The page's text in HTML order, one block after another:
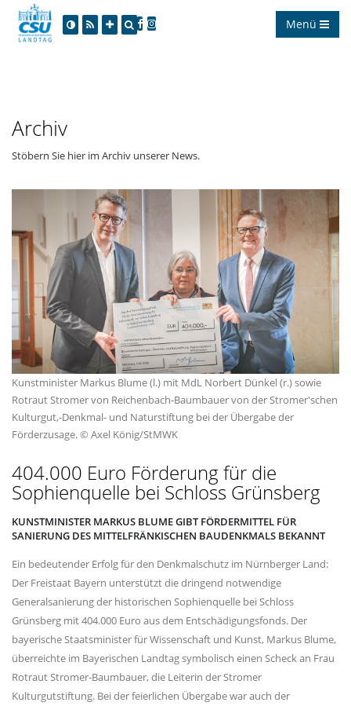
Menü
Archiv
Stöbern Sie hier im Archiv unserer News.
Kunstminister Markus Blume (l.) mit MdL Norbert Dünkel (r.) sowie
Rotraut Stromer von Reichenbach-Baumbauer von der Stromer'schen
Kulturgut,-Denkmal- und Naturstiftung bei der Übergabe der
Förderzusage. © Axel König/StMWK
404.000 Euro Förderung für die
Sophienquelle bei Schloss Grünsberg
KUNSTMINISTER MARKUS BLUME GIBT FÖRDERMITTEL FÜR
SANIERUNG DES MITTELFRÄNKISCHEN BAUDENKMALS BEKANNT
Ein bedeutender Erfolg für den Denkmalschutz im Nürnberger Land:
Der Freistaat Bayern unterstützt die dringend notwendige
Generalsanierung der historischen Sophienquelle bei Schloss
Grünsberg mit 404.000 Euro aus dem Entschädigungsfonds. Der
bayerische Staatsminister für Wissenschaft und Kunst, Markus Blume,
überreichte im Bayerischen Landtag symbolisch einen Scheck an Frau
Rotraut Stromer-Baumbauer, die Leiterin der Stromer
Kulturgutstiftung. Bei der feierlichen Übergabe war auch der